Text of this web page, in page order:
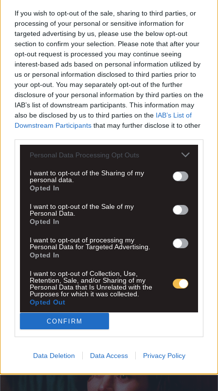
If you wish to opt-out of the sale, sharing to third parties, or
processing of your personal or sensitive information for
targeted advertising by us, please use the below opt-out
section to confirm your selection. Please note that after your
opt-out request is processed you may continue seeing
interest-based ads based on personal information utilized by
us or personal information disclosed to third parties prior to
your opt-out. You may separately opt-out of the further
disclosure of your personal information by third parties on the
IAB’s list of downstream participants. This information may
also be disclosed by us to third parties on the IAB’s List of
Downstream Participants that may further disclose it to other
Personal Data Processing Opt Outs
I want to opt-out of the Sharing of my
personal data.
Opted In
I want to opt-out of the Sale of my
Personal Data.
Opted In
I want to opt-out of processing my
Personal Data for Targeted Advertising.
Opted In
I want to opt-out of Collection, Use,
Retention, Sale, and/or Sharing of my
Personal Data that Is Unrelated with the
Purposes for which it was collected.
Opted Out
CONFIRM
Data Deletion Data Access Privacy Policy